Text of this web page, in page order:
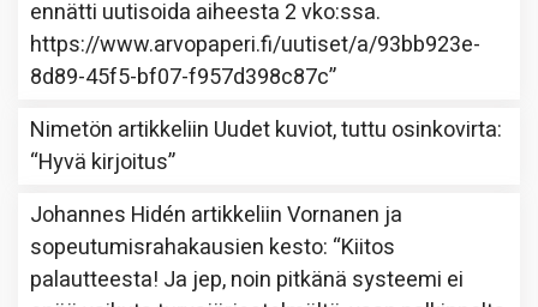
ennätti uutisoida aiheesta 2 vko:ssa.
https://www.arvopaperi.fi/uutiset/a/93bb923e-
8d89-45f5-bf07-f957d398c87c”
Nimetön artikkeliin Uudet kuviot, tuttu osinkovirta:
“Hyvä kirjoitus”
Johannes Hidén artikkeliinVornanen ja
sopeutumisrahakausien kesto: “Kiitos
palautteesta! Ja jep, noin pitkänä systeemi ei